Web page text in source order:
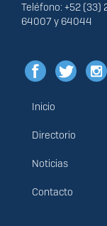
Teléfono: +52 (33)
64007 y 64044
Menú
principal
Inicio
Directorio
Noticias
Contacto